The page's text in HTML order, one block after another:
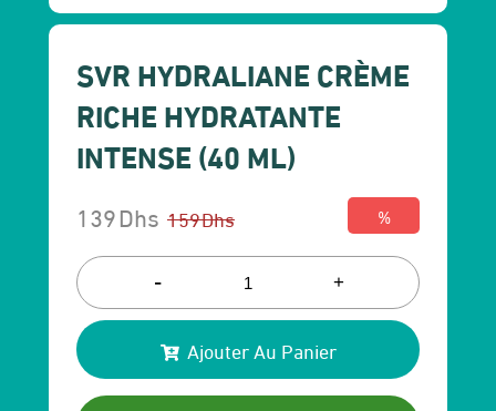
SVR HYDRALIANE CRÈME
RICHE HYDRATANTE
INTENSE (40 ML)
159Dhs
Le
prix
initial
était :
159 Dhs.
139Dhs
Le
prix
actuel
est :
139 Dhs.
%
- +
Ajouter Au Panier